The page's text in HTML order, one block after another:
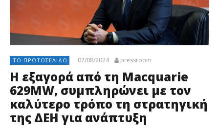
ΤΟ ΠΡΩΤΟΣΈΛΙΔΟ 07/08/2024 pressroom
Η εξαγορά από τη Macquarie
629MW, συμπληρώνει με τον
καλύτερο τρόπο τη στρατηγική
της ΔΕΗ για ανάπτυξη